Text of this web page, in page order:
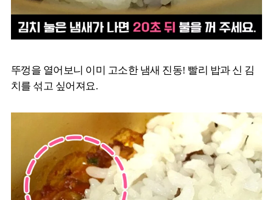
뚜껑을 열어보니 이미 고소한 냄새 진동! 빨리 밥과 신 김
치를 섞고 싶어져요.